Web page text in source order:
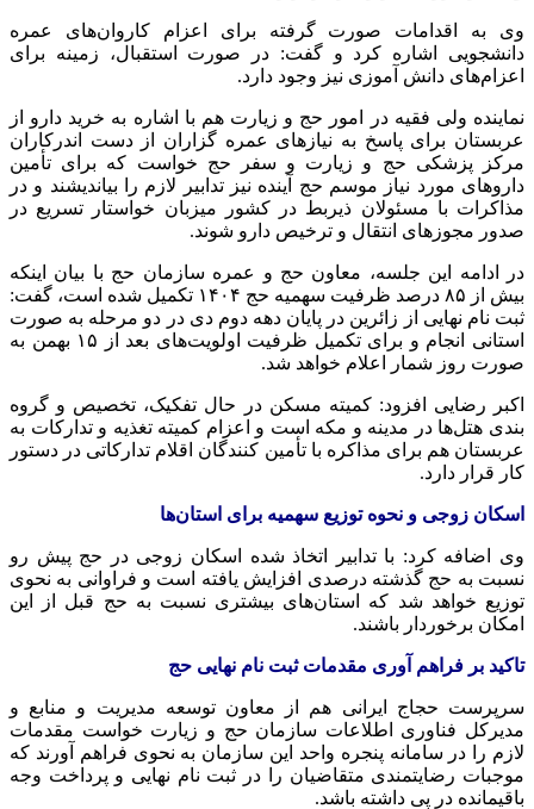
وی به اقدامات صورت گرفته برای اعزام کاروان‌های عمره
دانشجویی اشاره کرد و گفت: در صورت استقبال، زمینه برای
اعزام‌های دانش آموزی نیز وجود دارد.
نماینده ولی فقیه در امور حج و زیارت هم با اشاره به خرید دارو از
عربستان برای پاسخ به نیازهای عمره گزاران از دست اندرکاران
مرکز پزشکی حج و زیارت و سفر حج خواست که برای تأمین
داروهای مورد نیاز موسم حج آینده نیز تدابیر لازم را بیاندیشند و در
مذاکرات با مسئولان ذیربط در کشور میزبان خواستار تسریع در
صدور مجوزهای انتقال و ترخیص دارو شوند.
در ادامه این جلسه، معاون حج و عمره سازمان حج با بیان اینکه
بیش از ۸۵ درصد ظرفیت سهمیه حج ۱۴۰۴ تکمیل شده است، گفت:
ثبت نام نهایی از زائرین در پایان دهه دوم دی در دو مرحله به صورت
استانی انجام و برای تکمیل ظرفیت اولویت‌های بعد از ۱۵ بهمن به
صورت روز شمار اعلام خواهد شد.
اکبر رضایی افزود: کمیته مسکن در حال تفکیک، تخصیص و گروه
بندی هتل‌ها در مدینه و مکه است و اعزام کمیته تغذیه و تدارکات به
عربستان هم برای مذاکره با تأمین کنندگان اقلام تدارکاتی در دستور
کار قرار دارد.
اسکان زوجی و نحوه توزیع سهمیه برای استان‌ها
وی اضافه کرد: با تدابیر اتخاذ شده اسکان زوجی در حج پیش رو
نسبت به حج گذشته درصدی افزایش یافته است و فراوانی به نحوی
توزیع خواهد شد که استان‌های بیشتری نسبت به حج قبل از این
امکان برخوردار باشند.
تاکید بر فراهم آوری مقدمات ثبت نام نهایی حج
سرپرست حجاج ایرانی هم از معاون توسعه مدیریت و منابع و
مدیرکل فناوری اطلاعات سازمان حج و زیارت خواست مقدمات
لازم را در سامانه پنجره واحد این سازمان به نحوی فراهم آورند که
موجبات رضایتمندی متقاضیان را در ثبت نام نهایی و پرداخت وجه
باقیمانده در پی داشته باشد.